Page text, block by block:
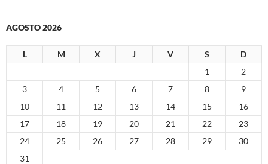
AGOSTO 2026
L M X J V S
D
1
2
3
4 5 6 7 8
9
10
11 12 13 14 15
16
17
18 19 20 21 22
23
24
25 26 27 28 29
30
31